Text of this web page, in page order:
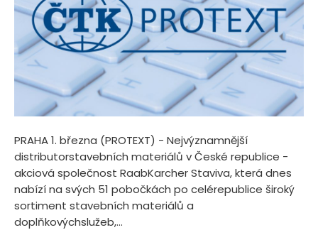
PRAHA 1. března (PROTEXT) - Nejvýznamnější
distributorstavebních materiálů v České republice -
akciová společnost RaabKarcher Staviva, která dnes
nabízí na svých 51 pobočkách po celérepublice široký
sortiment stavebních materiálů a
doplňkovýchslužeb,...